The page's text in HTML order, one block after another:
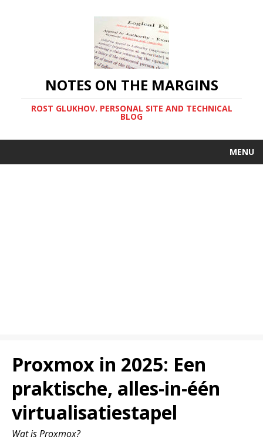
NOTES ON THE MARGINS
ROST GLUKHOV. PERSONAL SITE AND TECHNICAL
BLOG
MENU
Proxmox in 2025: Een
praktische, alles-in-één
virtualisatiestapel
Wat is Proxmox?